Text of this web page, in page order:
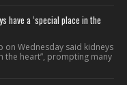
have a ‘special place in the
on Wednesday said kidneys
the heart”, prompting many